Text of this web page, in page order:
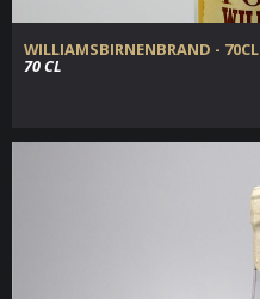
WILLIAMSBIRNENBRAND - 70CL
70 CL